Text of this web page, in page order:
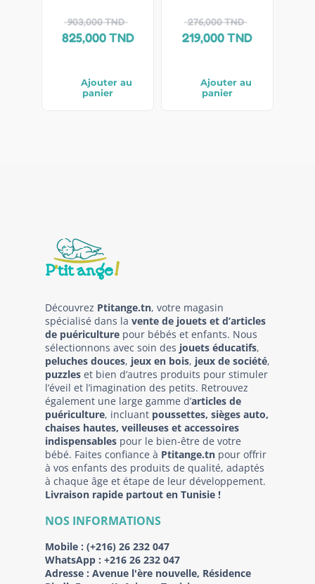
903,000TND
825,000TND
Ajouter au
panier
276,000TND
219,000TND
Ajouter au
panier
Découvrez Ptitange.tn, votre magasin
spécialisé dans la vente de jouets et d’articles
de puériculture pour bébés et enfants. Nous
sélectionnons avec soin des jouets éducatifs,
peluches douces, jeux en bois, jeux de société,
puzzles et bien d’autres produits pour stimuler
l’éveil et l’imagination des petits. Retrouvez
également une large gamme d’articles de
puériculture, incluant poussettes, sièges auto,
chaises hautes, veilleuses et accessoires
indispensables pour le bien-être de votre
bébé. Faites confiance à Ptitange.tn pour offrir
à vos enfants des produits de qualité, adaptés
à chaque âge et étape de leur développement.
Livraison rapide partout en Tunisie !
NOS INFORMATIONS
Mobile : (+216) 26 232 047
WhatsApp : +216 26 232 047
Adresse : Avenue l'ère nouvelle, Résidence